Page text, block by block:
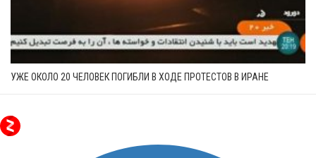
УЖЕ ОКОЛО 20 ЧЕЛОВЕК ПОГИБЛИ В ХОДЕ ПРОТЕСТОВ В ИРАНЕ